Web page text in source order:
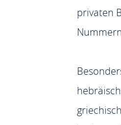
privaten